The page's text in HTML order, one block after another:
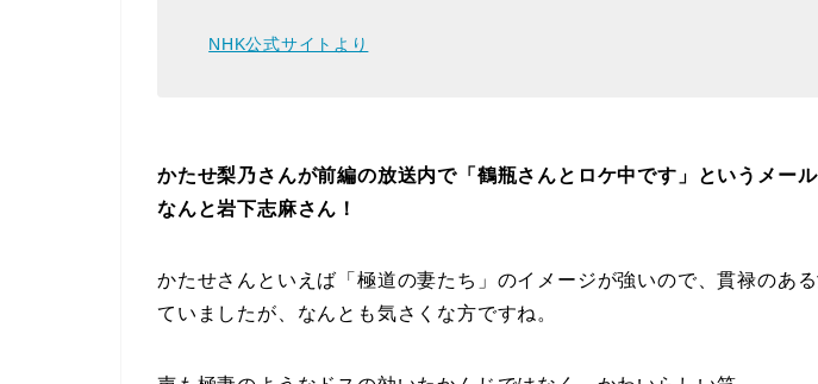
NHK公式サイトより
かたせ梨乃さんが前編の放送内で「鶴瓶さんとロケ中です」というメー
なんと岩下志麻さん！
かたせさんといえば「極道の妻たち」のイメージが強いので、貫禄のあ
ていましたが、なんとも気さくな方ですね。